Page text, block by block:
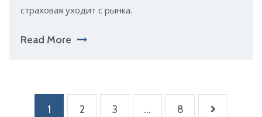
страховая уходит с рынка.
Read More
Paginación
1 2 3 … 8